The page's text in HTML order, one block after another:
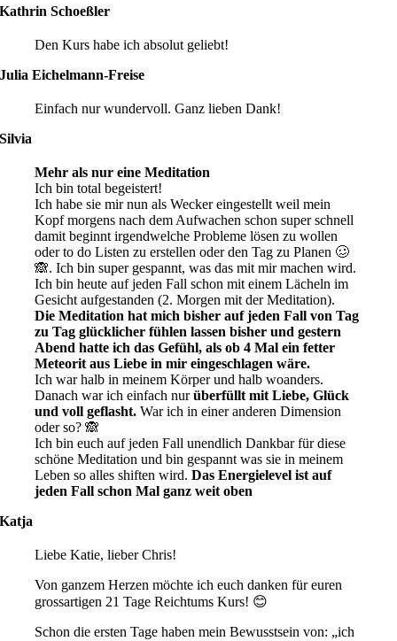
Kathrin Schoeßler
Den Kurs habe ich absolut geliebt!
Julia Eichelmann-Freise
Einfach nur wundervoll. Ganz lieben Dank!
Silvia
Mehr als nur eine Meditation
Ich bin total begeistert!
Ich habe sie mir nun als Wecker eingestellt weil mein
Kopf morgens nach dem Aufwachen schon super schnell
damit beginnt irgendwelche Probleme lösen zu wollen
oder to do Listen zu erstellen oder den Tag zu Planen 🥴
🙈. Ich bin super gespannt, was das mit mir machen wird.
Ich bin heute auf jeden Fall schon mit einem Lächeln im
Gesicht aufgestanden (2. Morgen mit der Meditation).
Die Meditation hat mich bisher auf jeden Fall von Tag
zu Tag glücklicher fühlen lassen bisher und gestern
Abend hatte ich das Gefühl, als ob 4 Mal ein fetter
Meteorit aus Liebe in mir eingeschlagen wäre.
Ich war halb in meinem Körper und halb woanders.
Danach war ich einfach nurüberfüllt mit Liebe, Glück
und voll geflasht. War ich in einer anderen Dimension
oder so? 🙈
Ich bin euch auf jeden Fall unendlich Dankbar für diese
schöne Meditation und bin gespannt was sie in meinem
Leben so alles shiften wird.Das Energielevel ist auf
jeden Fall schon Mal ganz weit oben
Katja
Liebe Katie, lieber Chris!
Von ganzem Herzen möchte ich euch danken für euren
grossartigen 21 Tage Reichtums Kurs! 😊
Schon die ersten Tage haben mein Bewusstsein von: „ich